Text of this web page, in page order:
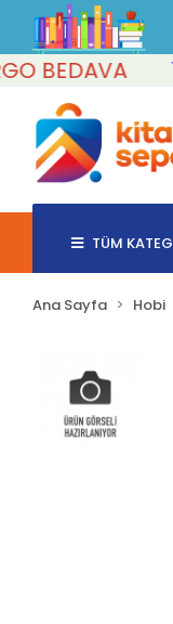
TÜM
Ana Sayfa Hobi